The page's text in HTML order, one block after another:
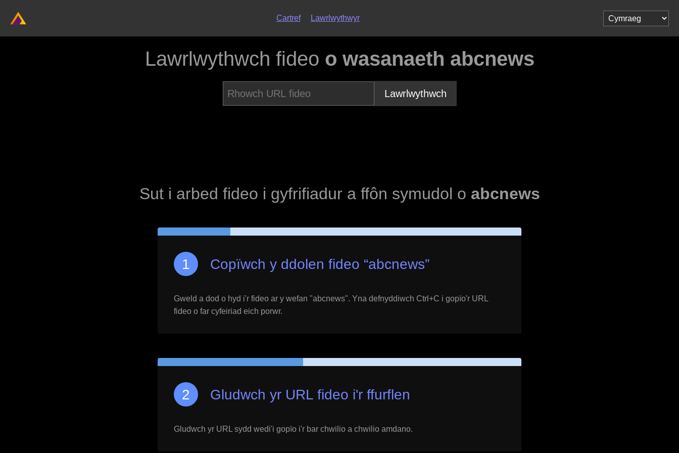
Cartref Lawrlwythwyr
Lawrlwythwch fideo o wasanaeth abcnews
Lawrlwythwch
Sut i arbed fideo i gyfrifiadur a ffôn symudol o abcnews
Copïwch y ddolen fideo “abcnews”
Gweld a dod o hyd i'r fideo ar y wefan "abcnews". Yna defnyddiwch Ctrl+C i gopïo'r URL
fideo o far cyfeiriad eich porwr.
Gludwch yr URL fideo i'r ffurflen
Gludwch yr URL sydd wedi'i gopïo i'r bar chwilio a chwilio amdano.